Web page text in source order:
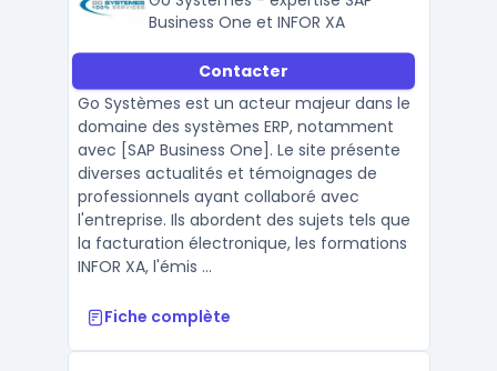
Business One et INFOR XA
Contacter
Go Systèmes est un acteur majeur dans le
domaine des systèmes ERP, notamment
avec [SAP Business One]. Le site présente
diverses actualités et témoignages de
professionnels ayant collaboré avec
l'entreprise. Ils abordent des sujets tels que
la facturation électronique, les formations
INFOR XA, l'émis ...
Fiche complète